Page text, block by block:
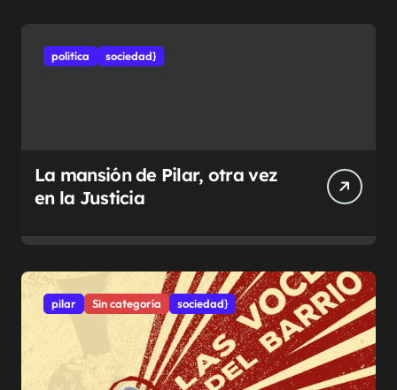
politíca sociedad}
La mansión de Pilar, otra vez
en la Justicia
pilar Sin categoría sociedad}